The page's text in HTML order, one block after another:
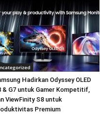
Hadirkan Odyssey OLED
& G7 untuk Gamer Kompetitif,
ViewFinity S8 untuk
Premium